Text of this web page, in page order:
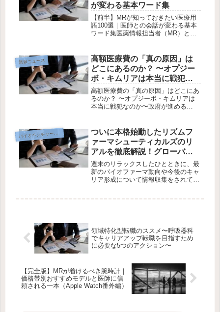
が変わる基本ワード集
【前半】MRが知っておきたい医療用
語100選｜医師との会話が変わる基本
ワード集医薬情報担当者（MR）とし
が不可欠です。本記事では、現場で
「これだけは知っておきたい」医療用
語...
業界ニュース
高額医療費の「真の原因」は
どこにあるのか？ 〜オプジー
ボ・キムリアは本当に戦犯な
のか〜
高額医療費の「真の原因」はどこにあ
るのか？ 〜オプジーボ・キムリアは
本当に戦犯なのか〜政府が進める
「オプジーボ」や「キムリア」を例に
挙げ、医療財政の圧迫を指摘しまし
た。し...
バイオベンチャー企業研究
ついに本格始動したリズムフ
ァーマシューティカルズのリ
アルを徹底解説！グローバル
での試験結果や更なる組織拡
大の可能性を考察！
週末のリラックスしたひとときに、最
新のバイオファーマ動向や今後のキャ
リア形成について情報収集をされてい
領域特化型転職のススメ〜呼吸器科
でキャリアアップ転職を目指すため
に必要な5つのアクション〜
【完全版】MRが着けるべき腕時計｜
価格帯別おすすめモデルと医師に信
頼される一本（Apple Watch番外編）